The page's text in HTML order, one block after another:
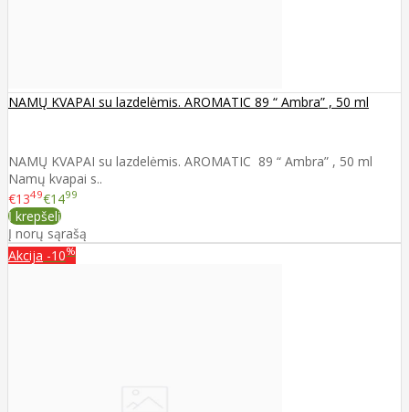
NAMŲ KVAPAI su lazdelėmis. AROMATIC 89 “ Ambra” , 50 ml
NAMŲ KVAPAI su lazdelėmis. AROMATIC 89 “ Ambra” , 50 ml
Namų kvapai s..
€1349€1499
Į krepšelį
Į norų sąrašą
Akcija -10%